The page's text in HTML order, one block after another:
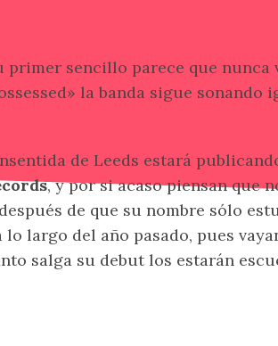
sencillo parece que nunca
la banda sigue sonando
de Leeds estará
, y por si acaso piensan que
de que su nombre sólo
largo del año pasado, pues
salga su debut los estarán